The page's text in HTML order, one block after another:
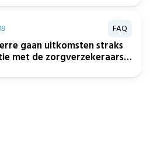
FAQ
gaan uitkomsten straks
met de zorgverzekeraars